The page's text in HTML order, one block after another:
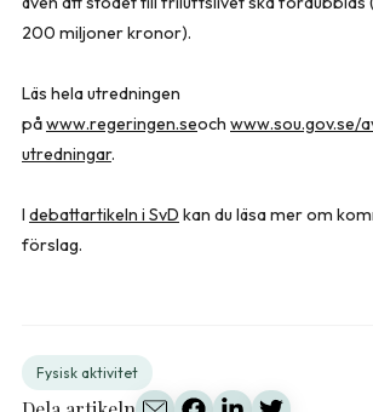
200 miljoner kronor).
Läs hela utredningen
påwww.regeringen.seoch www.sou.gov.se/
utredningar.
I debattartikeln i SvD kan du läsa mer om
förslag.
Fysisk aktivitet